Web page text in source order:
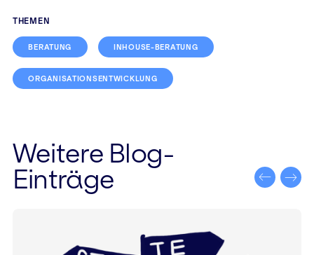
THEMEN
BERATUNG INHOUSE-BERATUNG
ORGANISATIONSENTWICKLUNG
Weitere Blog-
Einträge